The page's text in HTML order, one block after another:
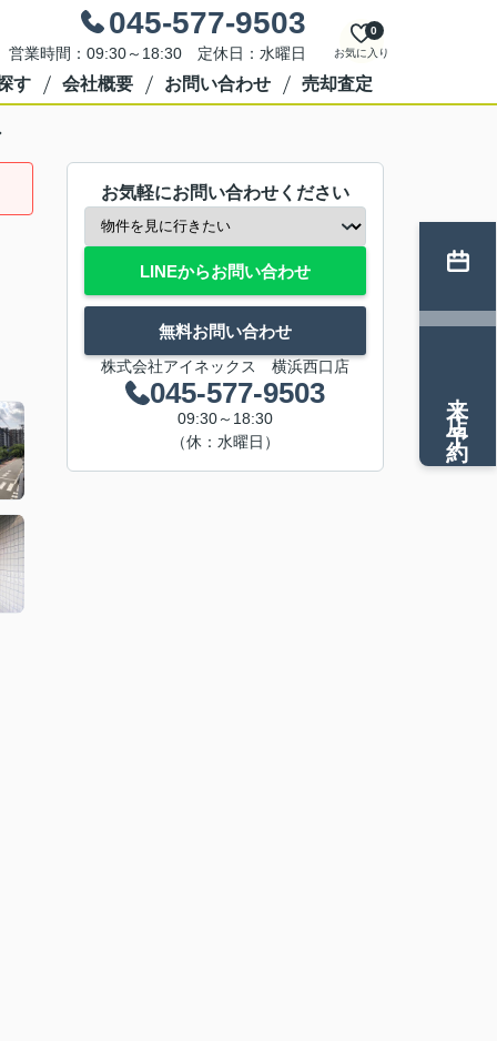
045-577-9503
営業時間：09:30～18:30 定休日：水曜日 お気に入り
0
す 会社概要 お問い合わせ 売却査定
お気軽にお問い合わせください
LINEからお問い合わせ
無料お問い合わせ
株式会社アイネックス 横浜西口店
045-577-9503
09:30～18:30
（休：水曜日）
来店予約